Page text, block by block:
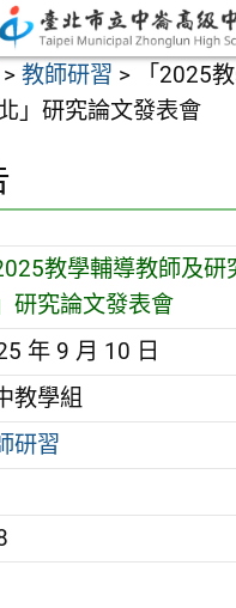
> 教師研習 >
「2025
」研究論文發表會
2025教學輔導教師及
研究論文發表會
年 9 月 10 日
教學組
研習